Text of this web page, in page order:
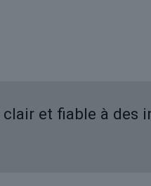
et fiable à des